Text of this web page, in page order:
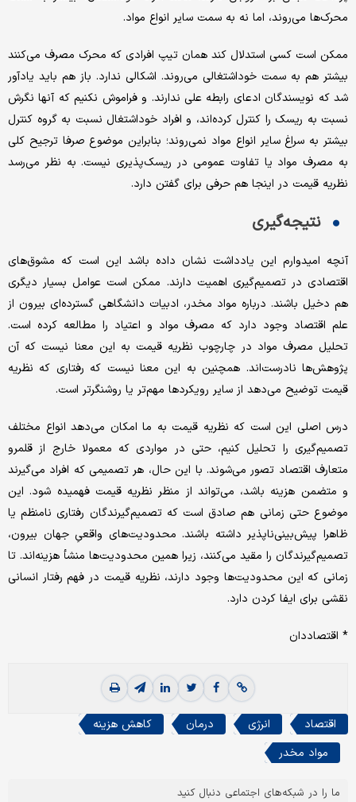
محرک‌ها می‌روند، اما نه به سمت سایر انواع مواد.
ممکن است کسی استدلال کند همان تیپ افرادی که محرک مصرف می‌کنند
بیشتر هم به سمت خوداشتغالی می‌روند. اشکالی ندارد. باز هم باید یادآور
شد که نویسندگان ادعای رابطه علی ندارند. و فراموش نکنیم که آنها نگرش
نسبت به ریسک را کنترل کرده‌اند، و افراد خوداشتغال نسبت به گروه کنترل
بیشتر به سراغ سایر انواع مواد نمی‌روند؛ بنابراین موضوع صرفا ترجیح کلی
به مصرف مواد یا تفاوت عمومی در ریسک‌پذیری نیست. به نظر می‌رسد
نظریه قیمت در اینجا هم حرفی برای گفتن دارد.
نتیجه‌گیری
آنچه امیدوارم این یادداشت نشان داده باشد این است که مشوق‌های
اقتصادی در تصمیم‌گیری اهمیت دارند. ممکن است عوامل بسیار دیگری
هم دخیل باشند. درباره مواد مخدر، ادبیات دانشگاهی گسترده‌ای بیرون از
علم اقتصاد وجود دارد که مصرف مواد و اعتیاد را مطالعه کرده است.
تحلیل مصرف مواد در چارچوب نظریه قیمت به این معنا نیست که آن
پژوهش‌ها نادرست‌اند. همچنین به این معنا نیست که رفتاری که نظریه
قیمت توضیح می‌دهد از سایر رویکردها مهم‌تر یا روشنگرتر است.
درس اصلی این است که نظریه قیمت به ما امکان می‌دهد انواع مختلف
تصمیم‌گیری را تحلیل کنیم، حتی در مواردی که معمولا خارج از قلمرو
متعارف اقتصاد تصور می‌شوند. با این حال، هر تصمیمی که افراد می‌گیرند
و متضمن هزینه باشد، می‌تواند از منظر نظریه قیمت فهمیده شود. این
موضوع حتی زمانی هم صادق است که تصمیم‌گیرندگان رفتاری نامنظم یا
ظاهرا پیش‌بینی‌ناپذیر داشته باشند. محدودیت‌های واقعیِ جهان بیرون،
تصمیم‌گیرندگان را مقید می‌کنند، زیرا همین محدودیت‌ها منشأ هزینه‌اند. تا
زمانی که این محدودیت‌ها وجود دارند، نظریه قیمت در فهم رفتار انسانی
نقشی برای ایفا کردن دارد.
* اقتصاددان
اقتصاد انرژی درمان
کاهش هزینه
مواد مخدر
ما را در شبکه‌های اجتماعی دنبال کنید